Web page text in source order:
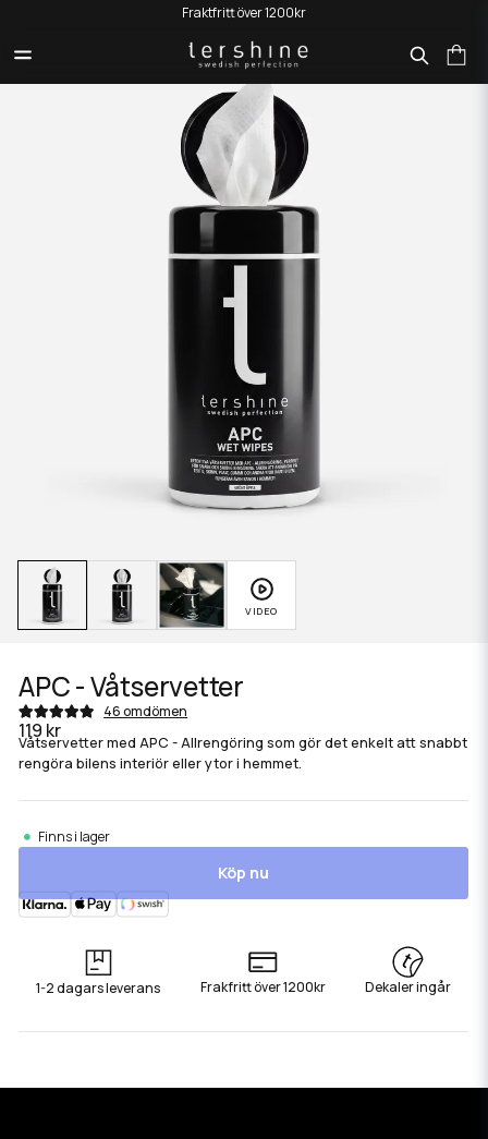
Fraktfritt över 1200kr
APC - Våtservetter
46 omdömen
119 kr
Våtservetter med APC - Allrengöring som gör det enkelt att snabbt
rengöra bilens interiör eller ytor i hemmet.
Finns i lager
Köp nu
1-2 dagars leverans Frakfritt över 1200kr Dekaler ingår